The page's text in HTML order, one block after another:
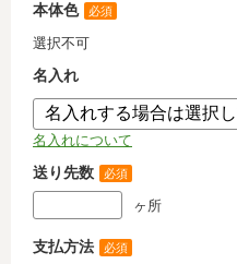
本体色 必須
選択不可
名入れ
名入れについて
送り先数 必須
ヶ所
支払方法 必須